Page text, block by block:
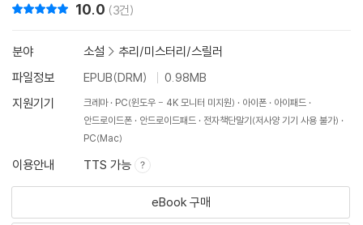
10.0 (3건)
분야 소설 > 추리/미스터리/스릴러
파일정보
EPUB(DRM)
0.98MB
지원기기
크레마 PC(윈도우 - 4K 모니터 미지원) 아이폰
아이패드
안드로이드폰
안드로이드패드
전자책단말기(저사양 기기 사용 불가)
PC(Mac)
이용안내 TTS 가능
eBook 구매